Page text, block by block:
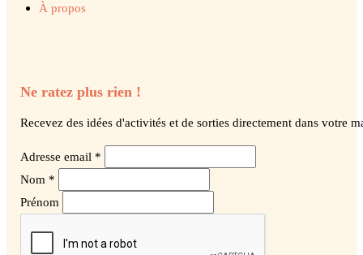
À propos
Ne ratez plus rien !
Recevez des idées d'activités et de sorties directement dans votre
Adresse email *
Nom *
Prénom